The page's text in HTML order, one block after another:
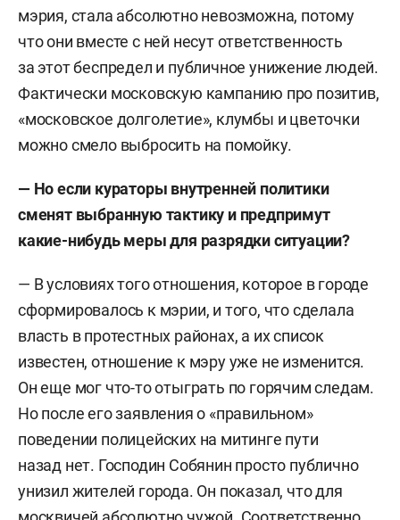
мэрия, стала абсолютно невозможна, потому
что они вместе с ней несут ответственность
за этот беспредел и публичное унижение людей.
Фактически московскую кампанию про позитив,
«московское долголетие», клумбы и цветочки
можно смело выбросить на помойку.
— Но если кураторы внутренней политики
сменят выбранную тактику и предпримут
какие-нибудь меры для разрядки ситуации?
— В условиях того отношения, которое в городе
сформировалось к мэрии, и того, что сделала
власть в протестных районах, а их список
известен, отношение к мэру уже не изменится.
Он еще мог что-то отыграть по горячим следам.
Но после его заявления о «правильном»
поведении полицейских на митинге пути
назад нет. Господин Собянин просто публично
унизил жителей города. Он показал, что для